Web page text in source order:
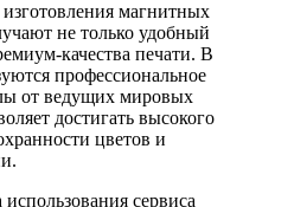
магнитных
не только удобный
качества печати. В
профессиональное
от ведущих мировых
достигать высокого
цветов и
сервиса